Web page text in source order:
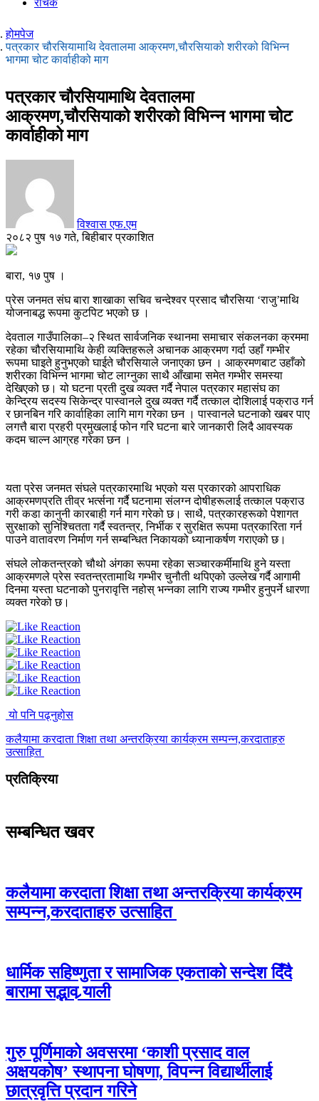
रोचक
होमपेज
पत्रकार चौरसियामाथि देवतालमा आक्रमण,चौरसियाको शरीरको विभिन्न
भागमा चोट कार्वाहीको माग
पत्रकार चौरसियामाथि देवतालमा
आक्रमण,चौरसियाको शरीरको विभिन्न भागमा चोट
कार्वाहीको माग
विश्वास एफ.एम
२०८२ पुष १७ गते, बिहीबार प्रकाशित
बारा, १७ पुष ।
प्रेस जनमत संघ बारा शाखाका सचिव चन्देश्वर प्रसाद चौरसिया ‘राजु’माथि
योजनाबद्ध रूपमा कुटपिट भएको छ ।
देवताल गाउँपालिका–२ स्थित सार्वजनिक स्थानमा समाचार संकलनका क्रममा
रहेका चौरसियामाथि केही व्यक्तिहरूले अचानक आक्रमण गर्दा उहाँ गम्भीर
रूपमा घाइते हुनुभएको घाईते चौरसियाले जनाएका छन । आक्रमणबाट उहाँको
शरीरका विभिन्न भागमा चोट लाग्नुका साथै आँखामा समेत गम्भीर समस्या
देखिएको छ। यो घटना प्रती दुख व्यक्त गर्दै नेपाल पत्रकार महासंघ का
केन्द्रिय सदस्य सिकेन्द्र पास्वानले दुख व्यक्त गर्दै तत्काल दोशिलाई पक्राउ गर्न
र छानबिन गरि कार्वाहिका लागि माग गरेका छन । पास्वानले घटनाको खबर पाए
लगत्तै बारा प्रहरी प्रमुखलाई फोन गरि घटना बारे जानकारी लिदै आवस्यक
कदम चाल्न आग्रह गरेका छन ।
यता प्रेस जनमत संघले पत्रकारमाथि भएको यस प्रकारको आपराधिक
आक्रमणप्रति तीव्र भर्त्सना गर्दै घटनामा संलग्न दोषीहरूलाई तत्काल पक्राउ
गरी कडा कानुनी कारबाही गर्न माग गरेको छ। साथै, पत्रकारहरूको पेशागत
सुरक्षाको सुनिश्चितता गर्दै स्वतन्त्र, निर्भीक र सुरक्षित रूपमा पत्रकारिता गर्न
पाउने वातावरण निर्माण गर्न सम्बन्धित निकायको ध्यानाकर्षण गराएको छ।
संघले लोकतन्त्रको चौथो अंगका रूपमा रहेका सञ्चारकर्मीमाथि हुने यस्ता
आक्रमणले प्रेस स्वतन्त्रतामाथि गम्भीर चुनौती थपिएको उल्लेख गर्दै आगामी
दिनमा यस्ता घटनाको पुनरावृत्ति नहोस् भन्नका लागि राज्य गम्भीर हुनुपर्ने धारणा
व्यक्त गरेको छ।
यो पनि पढ्नुहोस
कलैयामा करदाता शिक्षा तथा अन्तरक्रिया कार्यक्रम सम्पन्न,करदाताहरु
उत्साहित
प्रतिक्रिया
सम्बन्धित खवर
कलैयामा करदाता शिक्षा तथा अन्तरक्रिया कार्यक्रम
सम्पन्न,करदाताहरु उत्साहित
धार्मिक सहिष्णुता र सामाजिक एकताको सन्देश दिँदै
बारामा सद्भाव र्‍याली
गुरु पूर्णिमाको अवसरमा ‘काशी प्रसाद वाल
अक्षयकोष’ स्थापना घोषणा, विपन्न विद्यार्थीलाई
छात्रवृत्ति प्रदान गरिने